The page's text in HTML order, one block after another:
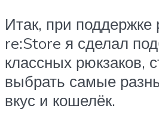
Итак, при поддержке
re:Store я сделал
классных рюкзаков,
выбрать самые
вкус и кошелёк.